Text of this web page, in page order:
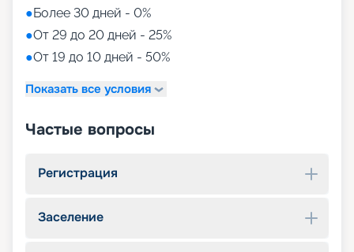
●Более 30 дней - 0%
●От 29 до 20 дней - 25%
●От 19 до 10 дней - 50%
Показать все условия
Частые вопросы
Регистрация
Заселение